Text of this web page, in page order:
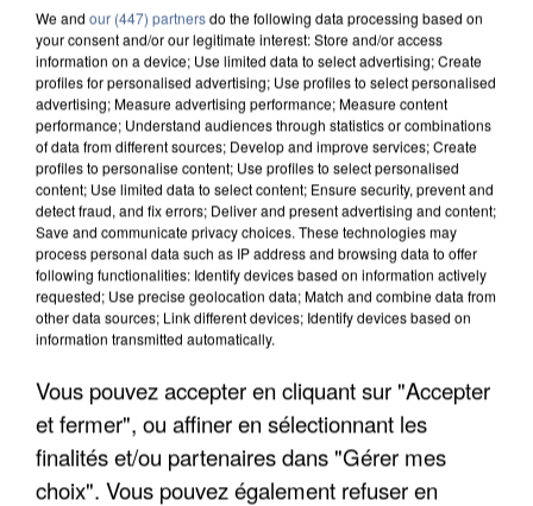
APRÈS TOUTES CES CANICULES, LES REFUGES
DE FAUNE SAUVAGE SONT...
We and our (447) partnersdo the following data processing based on
your consent and/or our legitimate interest: Store and/or access
information on a device; Use limited data to select advertising; Create
profiles for personalised advertising; Use profiles to select personalised
advertising; Measure advertising performance; Measure content
performance; Understand audiences through statistics or combinations
of data from different sources; Develop and improve services; Create
profiles to personalise content; Use profiles to select personalised
content; Use limited data to select content; Ensure security, prevent and
detect fraud, and fix errors; Deliver and present advertising and content;
Save and communicate privacy choices. These technologies may
process personal data such as IP address and browsing data to offer
following functionalities: Identify devices based on information actively
requested; Use precise geolocation data; Match and combine data from
other data sources; Link different devices; Identify devices based on
information transmitted automatically.
Vous pouvez accepter en cliquant sur "Accepter
et fermer", ou affiner en sélectionnant les
finalités et/ou partenaires dans "Gérer mes
choix". Vous pouvez également refuser en